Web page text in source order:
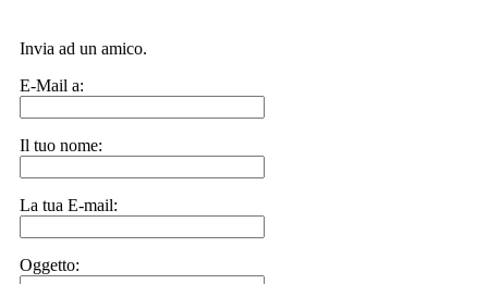
Invia ad un amico.
E-Mail a:
Il tuo nome:
La tua E-mail:
Oggetto: